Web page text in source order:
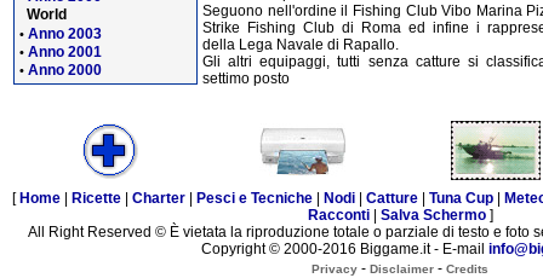
World
• Anno 2003
• Anno 2001
• Anno 2000
Seguono nell'ordine il Fishing Club Vibo Marina
Strike Fishing Club di Roma ed infine i
della Lega Navale di Rapallo.
Gli altri equipaggi, tutti senza catture si
settimo posto
[ Home Ricette Charter Pesci e Tecniche Nodi Catture Tuna Cup
Racconti| Salva Schermo]
All Right Reserved © È vietata la riproduzione totale o parziale di testo e foto
Copyright © 2000-2016 Biggame.it - E-mail
Privacy - Disclaimer - Credits